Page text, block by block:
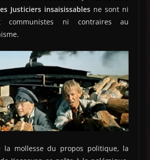
Justiciers insaisissables ne sont ni
communistes ni contraires au
la mollesse du propos politique, la